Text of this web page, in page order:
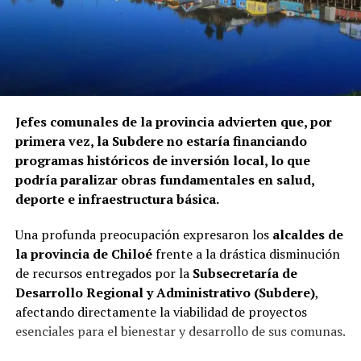
Contraloría. Hasta el momento, ninguna de las
instituciones mencionadas ha informado si ha iniciado
fiscalizaciones y solicitará antecedentes a cada
organismo involucrado para determinar las
responsabilidades administrativas correspondientes.
Jefes comunales de la provincia advierten que, por
primera vez, la Subdere no estaría financiando
programas históricos de inversión local, lo que
podría paralizar obras fundamentales en salud,
deporte e infraestructura básica.
Una profunda preocupación expresaron los alcaldes de
la provincia de Chiloéfrente a la drástica disminución
de recursos entregados por la Subsecretaría de
Desarrollo Regional y Administrativo (Subdere),
afectando directamente la viabilidad de proyectos
esenciales para el bienestar y desarrollo de sus comunas.